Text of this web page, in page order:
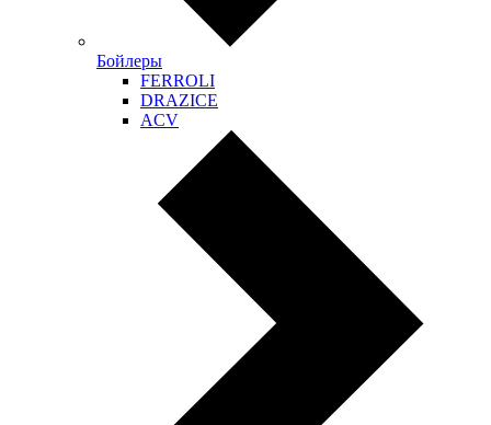
Бойлеры
FERROLI
DRAZICE
ACV